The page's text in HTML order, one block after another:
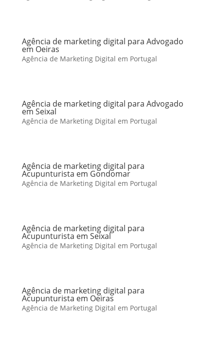
Agência de marketing digital para Advogado
em Oeiras
Agência de Marketing Digital em Portugal
Agência de marketing digital para Advogado
em Seixal
Agência de Marketing Digital em Portugal
Agência de marketing digital para
Acupunturista em Gondomar
Agência de Marketing Digital em Portugal
Agência de marketing digital para
Acupunturista em Seixal
Agência de Marketing Digital em Portugal
Agência de marketing digital para
Acupunturista em Oeiras
Agência de Marketing Digital em Portugal